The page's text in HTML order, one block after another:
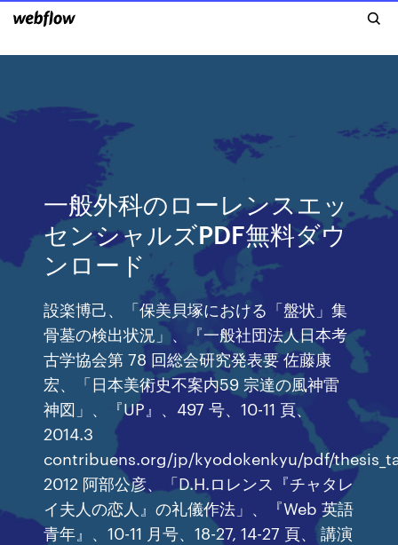
一般外科のローレンスエッ
センシャルズPDF無料ダウ
ンロード
設楽博己、「保美貝塚における「盤状」集
骨墓の検出状況」、『一般社団法人日本考
古学協会第 78 回総会研究発表要 佐藤康
宏、「日本美術史不案内59 宗達の風神雷
神図」、『UP』、497 号、10-11 頁、
2014.3
contribuens.org/jp/kyodokenkyu/pdf/
2012 阿部公彦、「D.H.ロレンス『チャタレ
イ夫人の恋人』の礼儀作法」、『Web 英語
青年』、10-11 月号、18-27, 14-27 頁、 講演